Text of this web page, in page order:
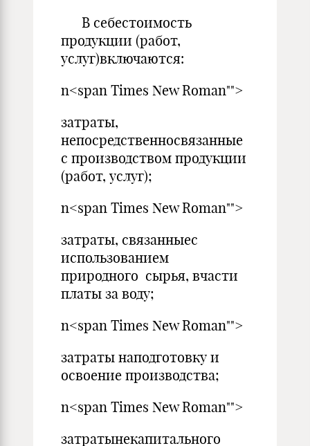
В себестоимость
продукции (работ,
услуг)включаются:
n<span Times New Roman"">
затраты,
непосредственносвязанные
с производством продукции
(работ, услуг);
n<span Times New Roman"">
затраты, связанныес
использованием
природного сырья, вчасти
платы за воду;
n<span Times New Roman"">
затраты наподготовку и
освоение производства;
n<span Times New Roman"">
затратынекапитального